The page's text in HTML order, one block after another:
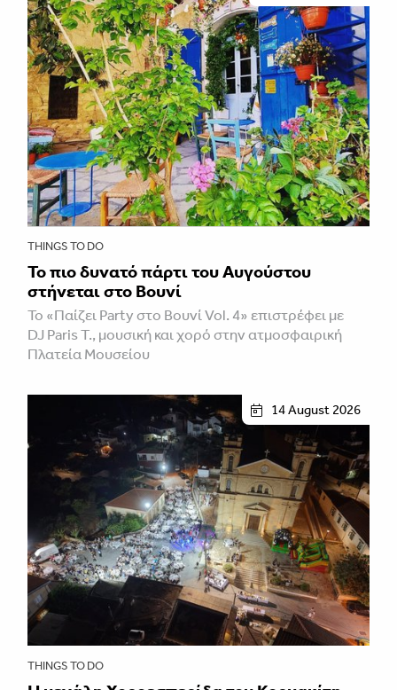
THINGS TO DO
Το πιο δυνατό πάρτι του Αυγούστου
στήνεται στο Βουνί
Το «Παίζει Party στο Βουνί Vol. 4» επιστρέφει με
DJ Paris T., μουσική και χορό στην ατμοσφαιρική
Πλατεία Μουσείου
14 August 2026
THINGS TO DO